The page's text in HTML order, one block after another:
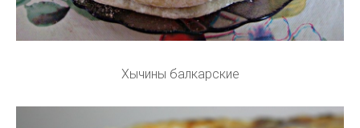
Хычины балкарские